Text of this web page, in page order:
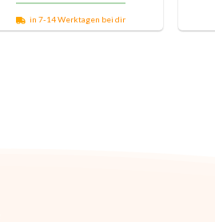
in 7-14 Werktagen bei dir